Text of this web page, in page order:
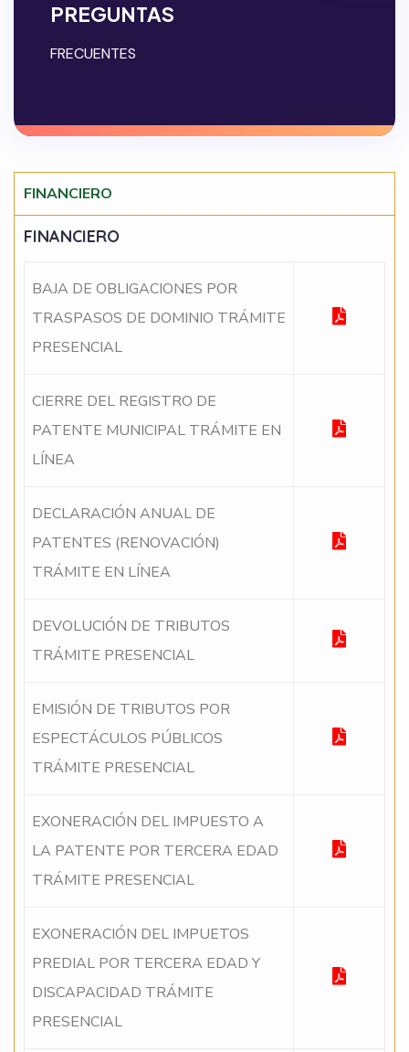
PREGUNTAS
FRECUENTES
FINANCIERO
FINANCIERO
BAJA DE OBLIGACIONES POR
TRASPASOS DE DOMINIO TRÁMITE
PRESENCIAL
CIERRE DEL REGISTRO DE
PATENTE MUNICIPAL TRÁMITE EN
LÍNEA
DECLARACIÓN ANUAL DE
PATENTES (RENOVACIÓN)
TRÁMITE EN LÍNEA
DEVOLUCIÓN DE TRIBUTOS
TRÁMITE PRESENCIAL
EMISIÓN DE TRIBUTOS POR
ESPECTÁCULOS PÚBLICOS
TRÁMITE PRESENCIAL
EXONERACIÓN DEL IMPUESTO A
LA PATENTE POR TERCERA EDAD
TRÁMITE PRESENCIAL
EXONERACIÓN DEL IMPUETOS
PREDIAL POR TERCERA EDAD Y
DISCAPACIDAD TRÁMITE
PRESENCIAL